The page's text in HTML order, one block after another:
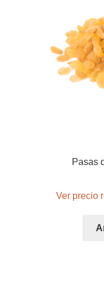
Pasas
Ver precio